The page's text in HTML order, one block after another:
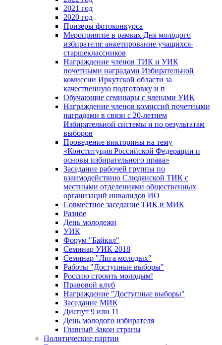
2021 год
2020 год
Призеры фотоконкурса
Мероприятие в рамках Дня молодого
избирателя: анкетирование учащихся-
старшеклассников
Награждение членов ТИК и УИК
почетными наградами Избирательной
комиссии Иркутской области за
качественную подготовку и п
Обучающие семинары с членами УИК
Награждение членов комиссий почетными
наградами в связи с 20-летием
Избирательной системы и по результатам
выборов
Проведение викторины на тему
«Конституция Российской Федерации и
основы избирательного права»
Заседание рабочей группы по
взаимодействию Слюдянской ТИК с
местными отделениями общественных
организаций инвалидов ИО
Совместное заседание ТИК и МИК
Разное
День молодежи
УИК
Форум "Байкал"
Семинар УИК 2018
Семинар "Лига молодых"
Работы "Доступные выборы"
Россию строить молодым!
Правовой клуб
Награждение "Доступные выборы"
Заседание МИК
Диспут 9 или 11
День молодого избирателя
Главный Закон страны
Политические партии